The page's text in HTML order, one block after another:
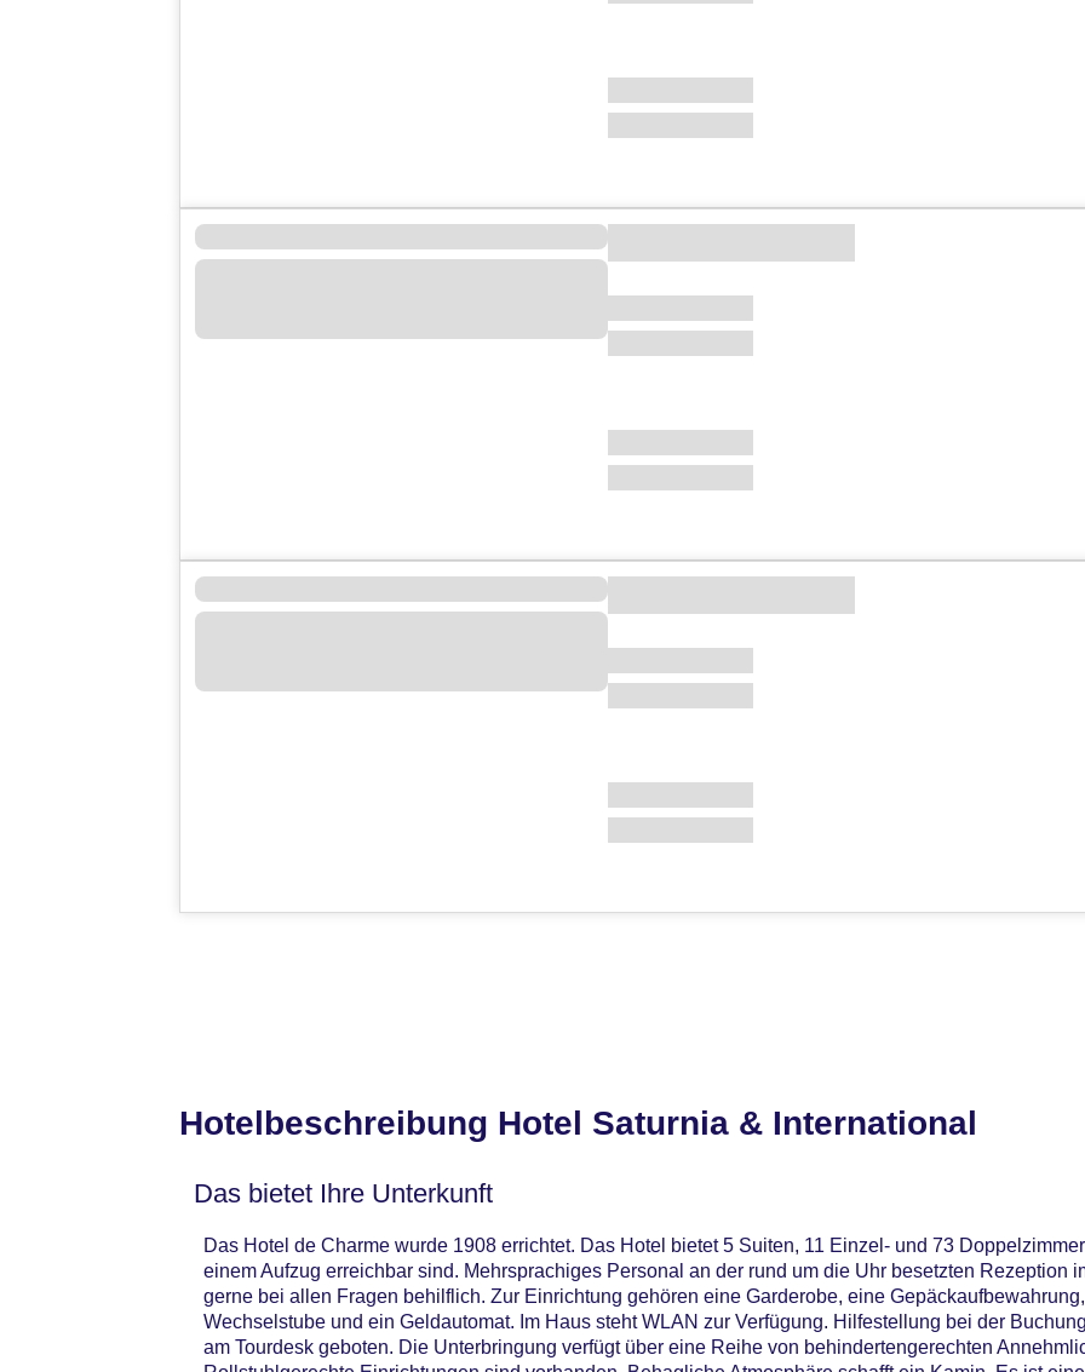
Hotelbeschreibung Hotel Saturnia & International
Das bietet Ihre Unterkunft
Das Hotel de Charme wurde 1908 errichtet. Das Hotel bietet 5 Suiten, 11 Einzel- und 73
einem Aufzug erreichbar sind. Mehrsprachiges Personal an der rund um die Uhr besetzten Rezeption
gerne bei allen Fragen behilflich. Zur Einrichtung gehören eine Garderobe, eine
Wechselstube und ein Geldautomat. Im Haus steht WLAN zur Verfügung. Hilfestellung bei der
am Tourdesk geboten. Die Unterbringung verfügt über eine Reihe von behindertengerechten